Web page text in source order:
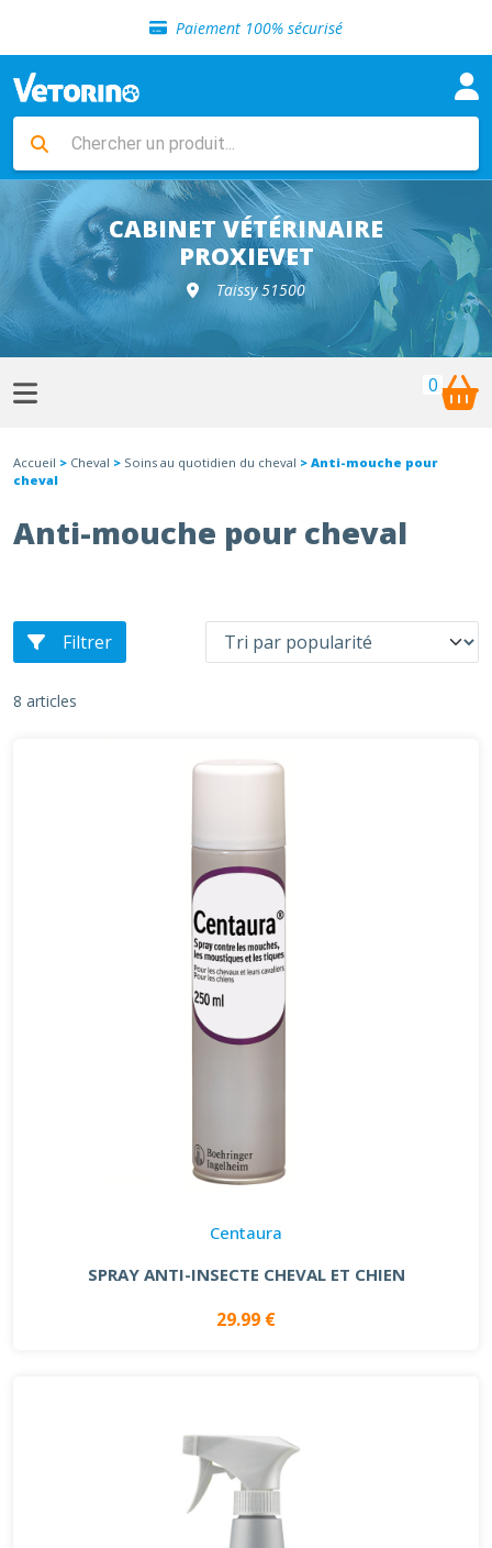
Paiement 100% sécurisé
Livraison gratuite en clinique vétérinaire
Sélection de croquettes vétérinaire
Livraison gratuite en clinique vétérinaire
Retour gratuit en clinique
Sélection de croquettes vétérinaire
CABINET VÉTÉRINAIRE
PROXIEVET
Taissy 51500
0
Accueil > Cheval > Soins au quotidien du cheval > Anti-mouche pour
cheval
Anti-mouche pour cheval
Filtrer
8 articles
Centaura
SPRAY ANTI-INSECTE CHEVAL ET CHIEN
29.99 €